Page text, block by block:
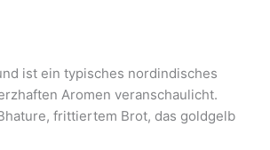
ist ein typisches nordindisches
Aromen veranschaulicht.
frittiertem Brot, das goldgelb